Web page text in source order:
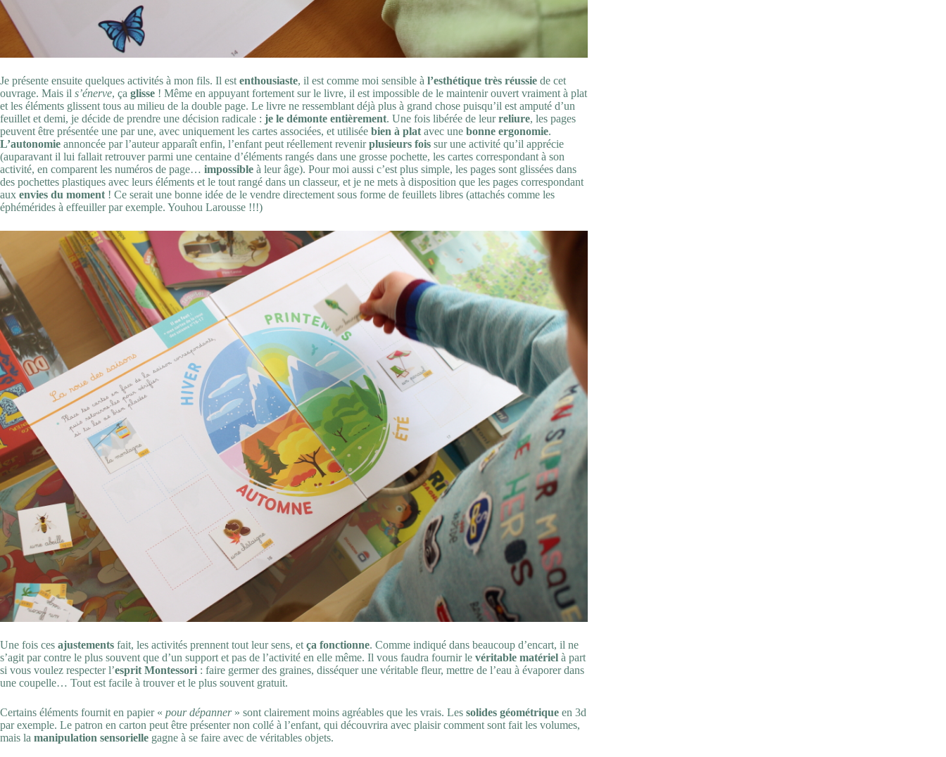
Je présente ensuite quelques activités à mon fils. Il est enthousiaste, il est comme moi sensible à l’esthétique très réussie de cet
ouvrage. Mais il s’énerve, ça glisse ! Même en appuyant fortement sur le livre, il est impossible de le maintenir ouvert vraiment à plat
et les éléments glissent tous au milieu de la double page. Le livre ne ressemblant déjà plus à grand chose puisqu’il est amputé d’un
feuillet et demi, je décide de prendre une décision radicale : je le démonte entièrement. Une fois libérée de leurreliure, les pages
peuvent être présentée une par une, avec uniquement les cartes associées, et utilisée bien à plat avec une bonne ergonomie.
L’autonomie annoncée par l’auteur apparaît enfin, l’enfant peut réellement revenirplusieurs fois sur une activité qu’il apprécie
(auparavant il lui fallait retrouver parmi une centaine d’éléments rangés dans une grosse pochette, les cartes correspondant à son
activité, en comparent les numéros de page… impossible à leur âge). Pour moi aussi c’est plus simple, les pages sont glissées dans
des pochettes plastiques avec leurs éléments et le tout rangé dans un classeur, et je ne mets à disposition que les pages correspondant
aux envies du moment ! Ce serait une bonne idée de le vendre directement sous forme de feuillets libres (attachés comme les
éphémérides à effeuiller par exemple. Youhou Larousse !!!)
Une fois ces ajustements fait, les activités prennent tout leur sens, et ça fonctionne. Comme indiqué dans beaucoup d’encart, il ne
s’agit par contre le plus souvent que d’un support et pas de l’activité en elle même. Il vous faudra fournir le véritable matériel à part
si vous voulez respecter l’esprit Montessori : faire germer des graines, disséquer une véritable fleur, mettre de l’eau à évaporer dans
une coupelle… Tout est facile à trouver et le plus souvent gratuit.
Certains éléments fournit en papier « pour dépanner» sont clairement moins agréables que les vrais. Les solides géométrique en 3d
par exemple. Le patron en carton peut être présenter non collé à l’enfant, qui découvrira avec plaisir comment sont fait les volumes,
mais la manipulation sensorielle gagne à se faire avec de véritables objets.